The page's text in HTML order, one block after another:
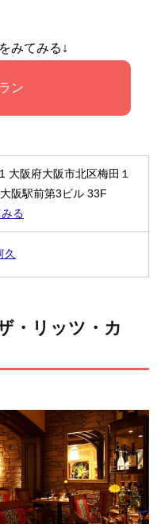
みてみる↓
ン
大阪府大阪市北区梅田１
阪駅前第3ビル 33F
る
久
・リッツ・カ